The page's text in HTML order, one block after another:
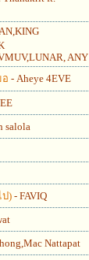
ANY
อ - Aheye 4EVE
salola
ป) - FAVIQ
Nattapat